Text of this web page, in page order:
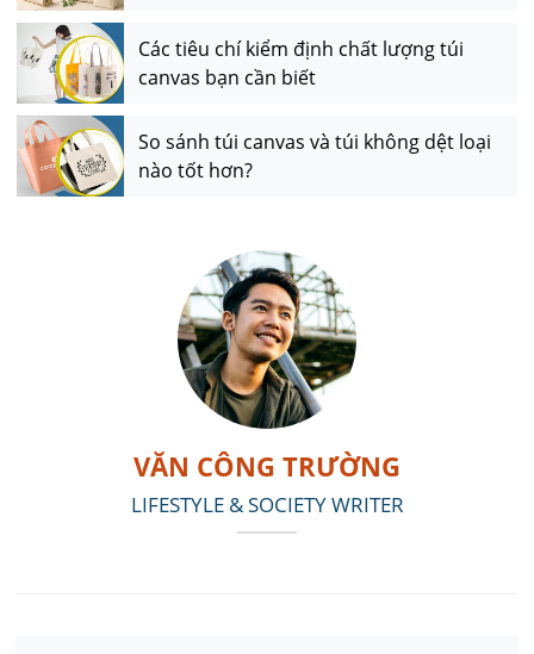
Các tiêu chí kiểm định chất lượng túi
canvas bạn cần biết
So sánh túi canvas và túi không dệt loại
nào tốt hơn?
VĂN CÔNG TRƯỜNG
LIFESTYLE & SOCIETY WRITER